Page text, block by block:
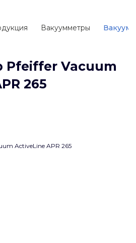
Вакуумметры
Pfeiffer Vacuum
265